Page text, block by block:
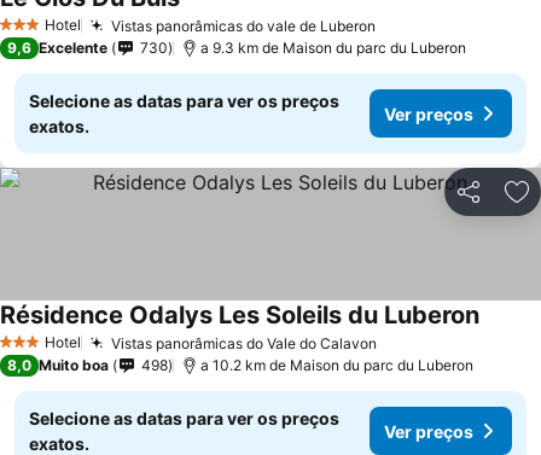
3 EstrelasHotel Vistas panorâmicas do vale de Luberon
9,6 Excelente 730 a 9.3 km de Maison du parc du Luberon
Selecione as datas para ver os preços
exatos.
Ver preços
Partilhar
3 EstrelasHotel Vistas panorâmicas do Vale do Calavon
Résidence Odalys Les Soleils du Luberon
8,0 Muito boa 498 a 10.2 km de Maison du parc du Luberon
Selecione as datas para ver os preços
exatos.
Ver preços